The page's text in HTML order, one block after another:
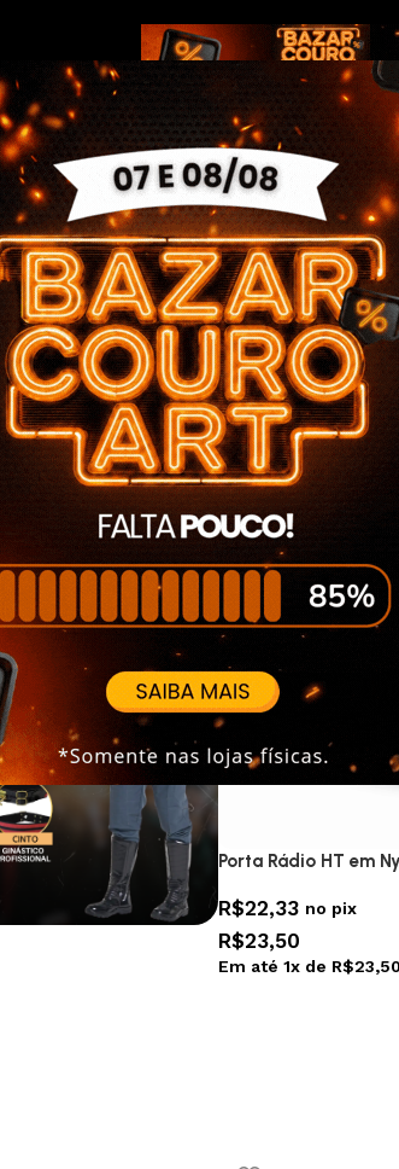
Segurança E Tático Linha Da Saúde
1
1
Mostrando todos os
Porta Rádio HT em
R$22,33 no pix
R$23,50
Em até 1x de R$23,50